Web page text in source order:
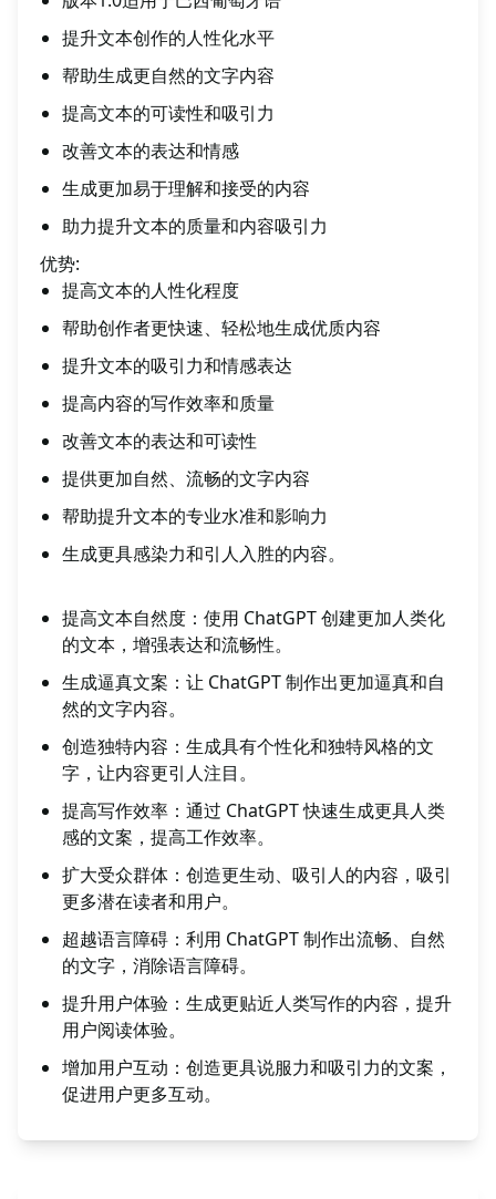
提升文本创作的人性化水平
帮助生成更自然的文字内容
提高文本的可读性和吸引力
改善文本的表达和情感
生成更加易于理解和接受的内容
助力提升文本的质量和内容吸引力
优势:
提高文本的人性化程度
帮助创作者更快速、轻松地生成优质内容
提升文本的吸引力和情感表达
提高内容的写作效率和质量
改善文本的表达和可读性
提供更加自然、流畅的文字内容
帮助提升文本的专业水准和影响力
生成更具感染力和引人入胜的内容。
提高文本自然度：使用 ChatGPT 创建更加人类化
的文本，增强表达和流畅性。
生成逼真文案：让 ChatGPT 制作出更加逼真和自
然的文字内容。
创造独特内容：生成具有个性化和独特风格的文
字，让内容更引人注目。
提高写作效率：通过 ChatGPT 快速生成更具人类
感的文案，提高工作效率。
扩大受众群体：创造更生动、吸引人的内容，吸引
更多潜在读者和用户。
超越语言障碍：利用 ChatGPT 制作出流畅、自然
的文字，消除语言障碍。
提升用户体验：生成更贴近人类写作的内容，提升
用户阅读体验。
增加用户互动：创造更具说服力和吸引力的文案，
促进用户更多互动。